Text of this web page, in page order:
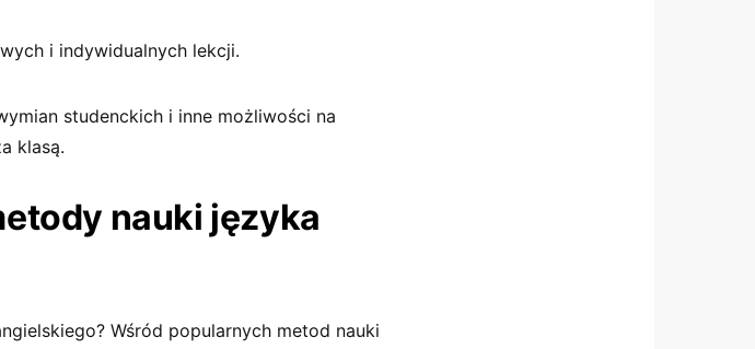
i indywidualnych lekcji.
studenckich i inne możliwości na
klasą.
nauki języka
Wśród popularnych metod nauki